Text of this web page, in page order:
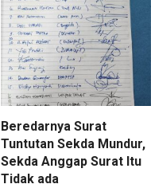
Beredarnya Surat
Tuntutan Sekda Mundur,
Sekda Anggap Surat Itu
Tidak ada